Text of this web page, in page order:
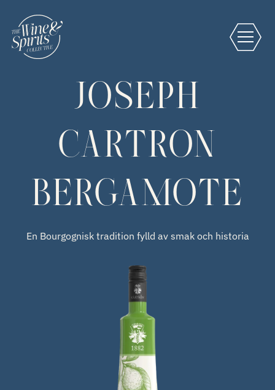
JOSEPH
CARTRON
BERGAMOTE
En Bourgognisk tradition fylld av smak och historia